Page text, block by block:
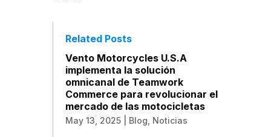
Related Posts
Vento Motorcycles U.S.A
implementa la solución
omnicanal de Teamwork
Commerce para revolucionar el
mercado de las motocicletas
May 13, 2025 Blog Noticias